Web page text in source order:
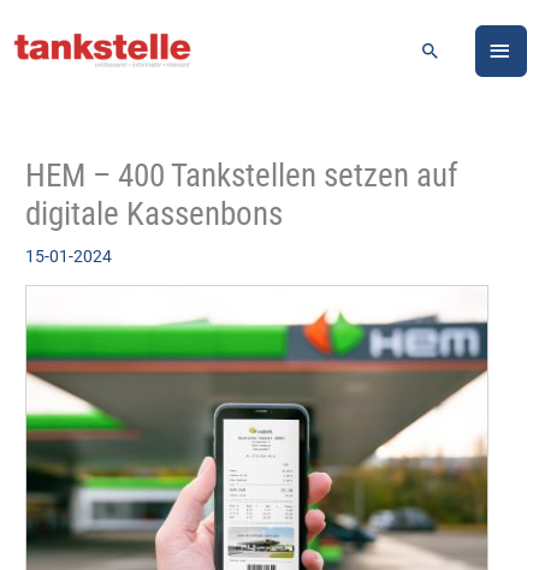
Inhalt
Suchen
HEM – 400 Tankstellen setzen auf
digitale Kassenbons
15-01-2024